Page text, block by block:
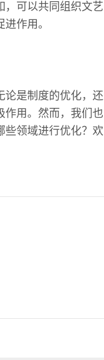
，可以共同组织文艺
作用。
论是制度的优化，还
作用。然而，我们也
些领域进行优化？欢